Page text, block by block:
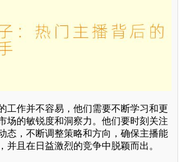
工作并不容易，他们需要不断学习和更
场的敏锐度和洞察力。他们要时刻关注
态，不断调整策略和方向，确保主播能
并且在日益激烈的竞争中脱颖而出。